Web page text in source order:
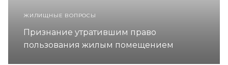
ЖИЛИЩНЫЕ ВОПРОСЫ
Признание утратившим право
пользования жилым помещением